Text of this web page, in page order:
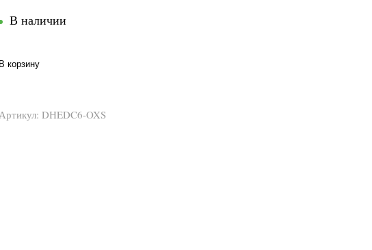
В наличии
В корзину
Артикул: DHEDC6-OXS